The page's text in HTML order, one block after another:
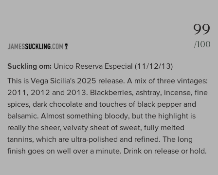
99
/100
Suckling om: Unico Reserva Especial (11/12/13)
This is Vega Sicilia's 2025 release. A mix of three vintages:
2011, 2012 and 2013. Blackberries, ashtray, incense, fine
spices, dark chocolate and touches of black pepper and
balsamic. Almost something bloody, but the highlight is
really the sheer, velvety sheet of sweet, fully melted
tannins, which are ultra-polished and refined. The long
finish goes on well over a minute. Drink on release or hold.